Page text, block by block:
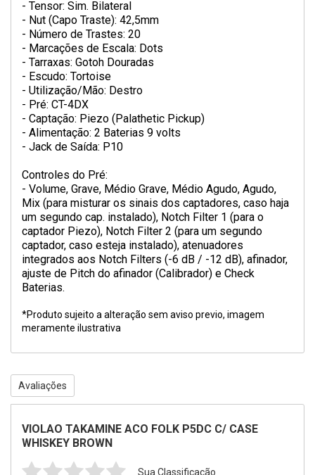
- Tensor: Sim. Bilateral
- Nut (Capo Traste): 42,5mm
- Número de Trastes: 20
- Marcações de Escala: Dots
- Tarraxas: Gotoh Douradas
- Escudo: Tortoise
- Utilização/Mão: Destro
- Pré: CT-4DX
- Captação: Piezo (Palathetic Pickup)
- Alimentação: 2 Baterias 9 volts
- Jack de Saída: P10
Controles do Pré:
- Volume, Grave, Médio Grave, Médio Agudo, Agudo,
Mix (para misturar os sinais dos captadores, caso haja
um segundo cap. instalado), Notch Filter 1 (para o
captador Piezo), Notch Filter 2 (para um segundo
captador, caso esteja instalado), atenuadores
integrados aos Notch Filters (-6 dB / -12 dB), afinador,
ajuste de Pitch do afinador (Calibrador) e Check
Baterias.
*Produto sujeito a alteração sem aviso previo, imagem
meramente ilustrativa
Avaliações
VIOLAO TAKAMINE ACO FOLK P5DC C/ CASE
WHISKEY BROWN
Sua Classificação